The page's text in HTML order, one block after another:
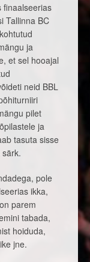
finaalseerias
Tallinna BC
ja
et sel hooajal
neid BBL
pilet
ja
tasuta sisse
pole
ikka,
parem
tabada,
hoiduda,
jne.